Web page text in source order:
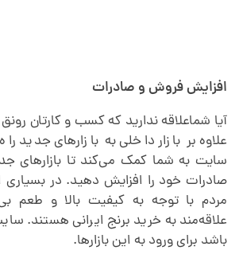
ی
ج
ی
ت
افزایش فروش و صادرات
آیا شماعلاقه ندارید که کسب و کارتان
علاوه بر بازار داخلی به بازارهای جدید
سایت به شما کمک می‌کند تا بازارهای
صادرات خود را افزایش دهید. در بسیاری
مردم با توجه به کیفیت بالا و طعم
علاقه‌مند به خرید برنج ایرانی هستند.
باشد برای ورود به این بازارها.